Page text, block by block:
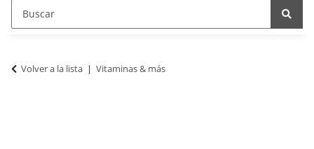
Volver a la lista Vitaminas & más